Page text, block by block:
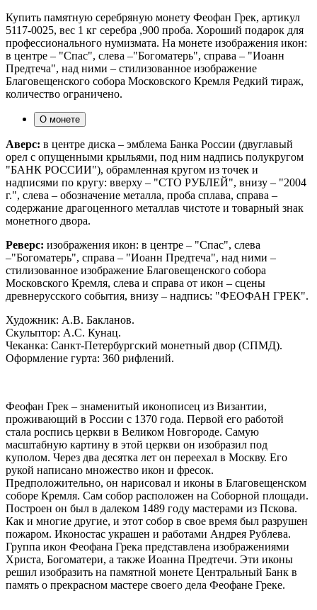
Купить памятную серебряную монету Феофан Грек, артикул
5117-0025, вес 1 кг серебра ,900 проба. Хороший подарок для
профессионального нумизмата. На монете изображения икон:
в центре – "Спас", слева –"Богоматерь", справа – "Иоанн
Предтеча", над ними – стилизованное изображение
Благовещенского собора Московского Кремля Редкий тираж,
количество ограничено.
О монете
Аверс: в центре диска – эмблема Банка России (двуглавый
орел с опущенными крыльями, под ним надпись полукругом
"БАНК РОССИИ"), обрамленная кругом из точек и
надписями по кругу: вверху – "СТО РУБЛЕЙ", внизу – "2004
г.", слева – обозначение металла, проба сплава, справа –
содержание драгоценного металлав чистоте и товарный знак
монетного двора.
Реверс: изображения икон: в центре – "Спас", слева
–"Богоматерь", справа – "Иоанн Предтеча", над ними –
стилизованное изображение Благовещенского собора
Московского Кремля, слева и справа от икон – сцены
древнерусского события, внизу – надпись: "ФЕОФАН ГРЕК".
Художник: А.В. Бакланов.
Скульптор: А.С. Кунац.
Чеканка: Санкт-Петербургский монетный двор (СПМД).
Оформление гурта: 360 рифлений.
Феофан Грек – знаменитый иконописец из Византии,
проживающий в России с 1370 года. Первой его работой
стала роспись церкви в Великом Новгороде. Самую
масштабную картину в этой церкви он изобразил под
куполом. Через два десятка лет он переехал в Москву. Его
рукой написано множество икон и фресок.
Предположительно, он нарисовал и иконы в Благовещенском
соборе Кремля. Сам собор расположен на Соборной площади.
Построен он был в далеком 1489 году мастерами из Пскова.
Как и многие другие, и этот собор в свое время был разрушен
пожаром. Иконостас украшен и работами Андрея Рублева.
Группа икон Феофана Грека представлена изображениями
Христа, Богоматери, а также Иоанна Предтечи. Эти иконы
решил изобразить на памятной монете Центральный Банк в
память о прекрасном мастере своего дела Феофане Греке.